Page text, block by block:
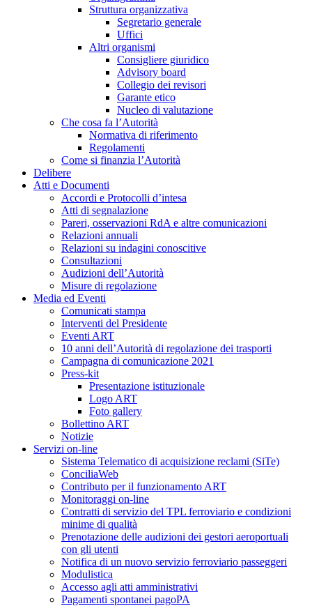
Struttura organizzativa
Segretario generale
Uffici
Altri organismi
Consigliere giuridico
Advisory board
Collegio dei revisori
Garante etico
Nucleo di valutazione
Che cosa fa l’Autorità
Normativa di riferimento
Regolamenti
Come si finanzia l’Autorità
Delibere
Atti e Documenti
Accordi e Protocolli d’intesa
Atti di segnalazione
Pareri, osservazioni RdA e altre comunicazioni
Relazioni annuali
Relazioni su indagini conoscitive
Consultazioni
Audizioni dell’Autorità
Misure di regolazione
Media ed Eventi
Comunicati stampa
Interventi del Presidente
Eventi ART
10 anni dell’Autorità di regolazione dei trasporti
Campagna di comunicazione 2021
Press-kit
Presentazione istituzionale
Logo ART
Foto gallery
Bollettino ART
Notizie
Servizi on-line
Sistema Telematico di acquisizione reclami (SiTe)
ConciliaWeb
Contributo per il funzionamento ART
Monitoraggi on-line
Contratti di servizio del TPL ferroviario e condizioni
minime di qualità
Prenotazione delle audizioni dei gestori aeroportuali
con gli utenti
Notifica di un nuovo servizio ferroviario passeggeri
Modulistica
Accesso agli atti amministrativi
Pagamenti spontanei pagoPA